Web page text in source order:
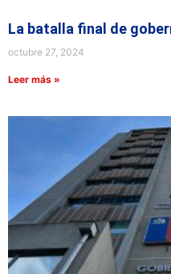
La batalla final de
octubre 27, 2024
Leer más »